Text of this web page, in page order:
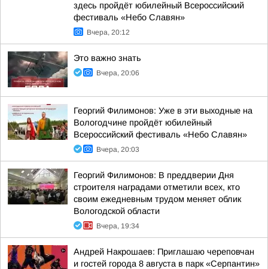
здесь пройдёт юбилейный Всероссийский
фестиваль «Небо Славян»
Вчера, 20:12
Это важно знать
Вчера, 20:06
Георгий Филимонов: Уже в эти выходные на
Вологодчине пройдёт юбилейный
Всероссийский фестиваль «Небо Славян»
Вчера, 20:03
Георгий Филимонов: В преддверии Дня
строителя наградами отметили всех, кто
своим ежедневным трудом меняет облик
Вологодской области
Вчера, 19:34
Андрей Накрошаев: Приглашаю череповчан
и гостей города 8 августа в парк «Серпантин»